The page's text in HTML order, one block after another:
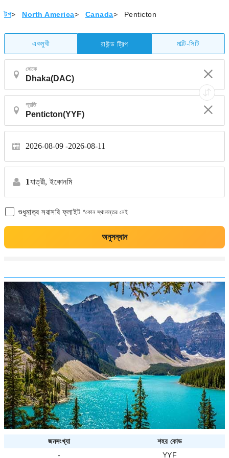
টপ> North America> Canada> Penticton
একমুখী রাউন্ড ট্রিপ মাল্টি-সিটি
থেকে
প্রতি
2026-08-09 2026-08-11
1যাত্রী, ইকোনমি
শুধুমাত্র সরাসরি ফ্লাইট *কোন স্থানান্তর নেই
অনুসন্ধান
জনসংখ্যা
শহর কোড
-
YYF